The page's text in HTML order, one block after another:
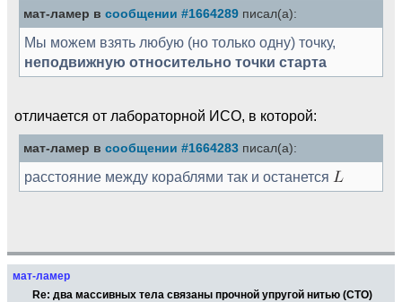
мат-ламер в сообщении #1664289 писал(а):
Мы можем взять любую (но только одну) точку,
неподвижную относительно точки старта
отличается от лабораторной ИСО, в которой:
мат-ламер в сообщении #1664283 писал(а):
расстояние между кораблями так и останется
мат-ламер
Re: два массивных тела связаны прочной упругой нитью (СТО)